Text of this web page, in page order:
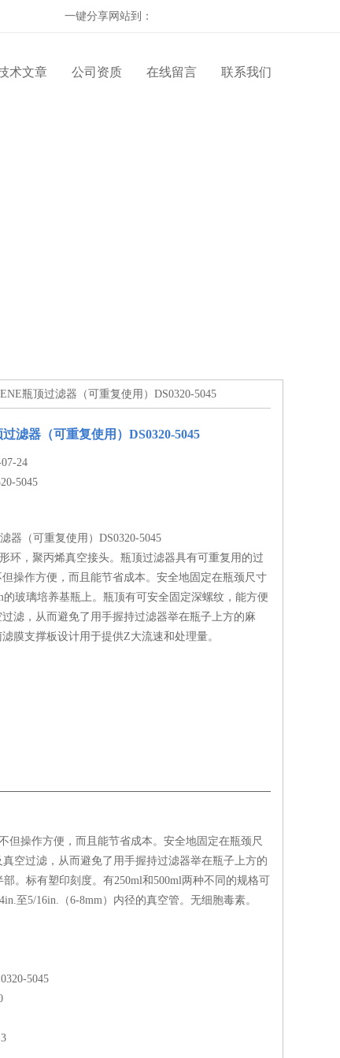
一键分享网站到：
术文章 公司资质 在线留言 联系我们
瓶顶过滤器（可重复使用）DS0320-5045
滤器（可重复使用）DS0320-5045
24
5045
器（可重复使用）DS0320-5045
环，聚丙烯真空接头。瓶顶过滤器具有可重复用的过
操作方便，而且能节省成本。安全地固定在瓶颈尺寸
的玻璃培养基瓶上。瓶顶有可安全固定深螺纹，能方便
滤，从而避免了用手握持过滤器举在瓶子上方的麻
膜支撑板设计用于提供Z大流速和处理量。
但操作方便，而且能节省成本。安全地固定在瓶颈尺
空过滤，从而避免了用手握持过滤器举在瓶子上方的
。标有塑印刻度。有250ml和500ml两种不同的规格可
至5/16in.（6-8mm）内径的真空管。无细胞毒素。
5045